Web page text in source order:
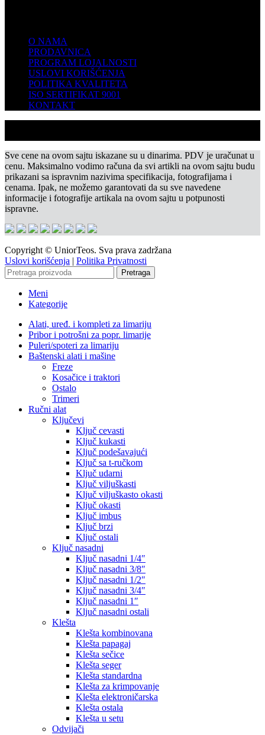
O NAMA
PRODAVNICA
PROGRAM LOJALNOSTI
USLOVI KORIŠĆENJA
POLITIKA KVALITETA
ISO SERTIFIKAT 9001
KONTAKT
Sve cene na ovom sajtu iskazane su u dinarima. PDV je uračunat u
cenu. Maksimalno vodimo računa da svi artikli na ovom sajtu budu
prikazani sa ispravnim nazivima specifikacija, fotografijama i
cenama. Ipak, ne možemo garantovati da su sve navedene
informacije i fotografije artikala na ovom sajtu u potpunosti
ispravne.
Copyright © UniorTeos. Sva prava zadržana
Uslovi korišćenja | Politika Privatnosti
Pretraga
Meni
Kategorije
Alati, uređ. i kompleti za limariju
Pribor i potrošni za popr. limarije
Puleri/spoteri za limariju
Baštenski alati i mašine
Freze
Kosačice i traktori
Ostalo
Trimeri
Ručni alat
Ključevi
Ključ cevasti
Ključ kukasti
Ključ podešavajući
Ključ sa t-ručkom
Ključ udarni
Ključ viljuškasti
Ključ viljuškasto okasti
Ključ okasti
Ključ imbus
Ključ brzi
Ključ ostali
Ključ nasadni
Ključ nasadni 1/4″
Ključ nasadni 3/8″
Ključ nasadni 1/2″
Ključ nasadni 3/4″
Ključ nasadni 1″
Ključ nasadni ostali
Klešta
Klešta kombinovana
Klešta papagaj
Klešta sečice
Klešta seger
Klešta standardna
Klešta za krimpovanje
Klešta elektroničarska
Klešta ostala
Klešta u setu
Odvijači